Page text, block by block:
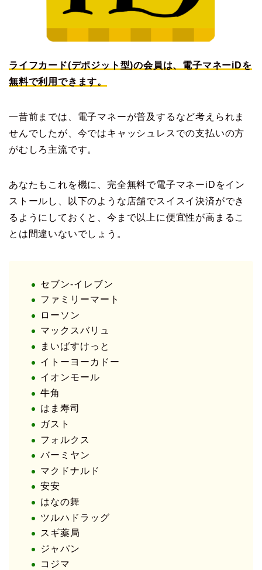
ライフカード(デポジット型)の会員は、電子マネーiDを
無料で利用できます。
一昔前までは、電子マネーが普及するなど考えられま
せんでしたが、今ではキャッシュレスでの支払いの方
がむしろ主流です。
あなたもこれを機に、完全無料で電子マネーiDをイン
ストールし、以下のような店舗でスイスイ決済ができ
るようにしておくと、今まで以上に便宜性が高まるこ
とは間違いないでしょう。
セブン-イレブン
ファミリーマート
ローソン
マックスバリュ
まいばすけっと
イトーヨーカドー
イオンモール
牛角
はま寿司
ガスト
フォルクス
バーミヤン
マクドナルド
安安
はなの舞
ツルハドラッグ
スギ薬局
ジャパン
コジマ